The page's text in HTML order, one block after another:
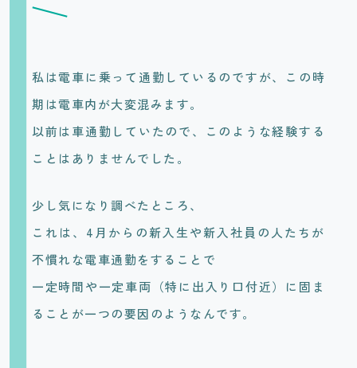
私は電車に乗って通勤しているのですが、この時
期は電車内が大変混みます。
以前は車通勤していたので、このような経験する
ことはありませんでした。
少し気になり調べたところ、
これは、4月からの新入生や新入社員の人たちが
不慣れな電車通勤をすることで
一定時間や一定車両（特に出入り口付近）に固ま
ることが一つの要因のようなんです。